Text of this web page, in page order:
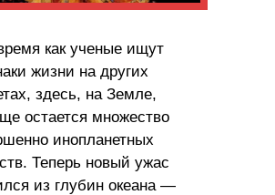
как ученые ищут
жизни на других
здесь, на Земле,
остается множество
инопланетных
Теперь новый ужас
из глубин океана —